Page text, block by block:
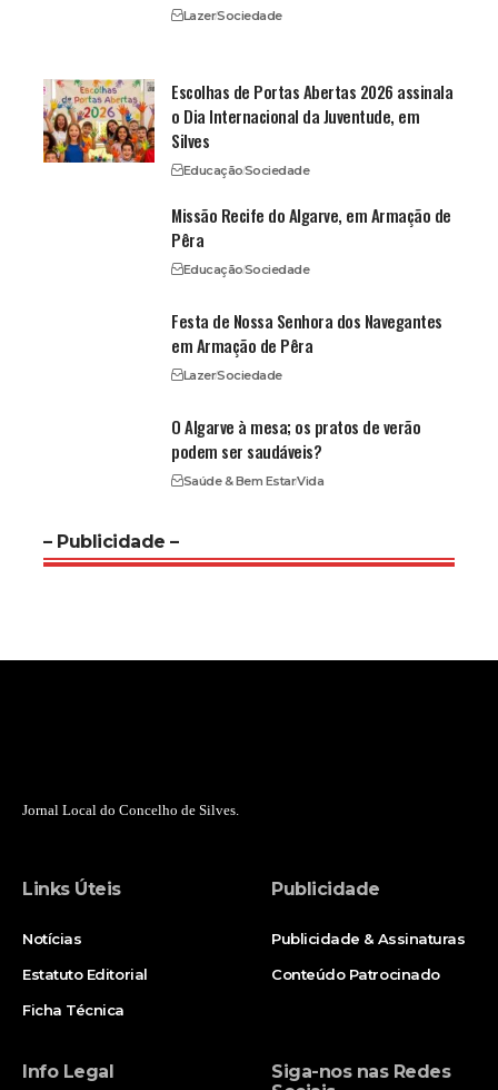
LazerSociedade
Escolhas de Portas Abertas 2026 assinala
o Dia Internacional da Juventude, em
Silves
EducaçãoSociedade
Missão Recife do Algarve, em Armação de
Pêra
EducaçãoSociedade
Festa de Nossa Senhora dos Navegantes
em Armação de Pêra
LazerSociedade
O Algarve à mesa; os pratos de verão
podem ser saudáveis?
Saúde & Bem EstarVida
– Publicidade –
Jornal Local do Concelho de Silves.
Links Úteis
Notícias
Estatuto Editorial
Ficha Técnica
Publicidade
Publicidade & Assinaturas
Conteúdo Patrocinado
Info Legal
Siga-nos nas Redes